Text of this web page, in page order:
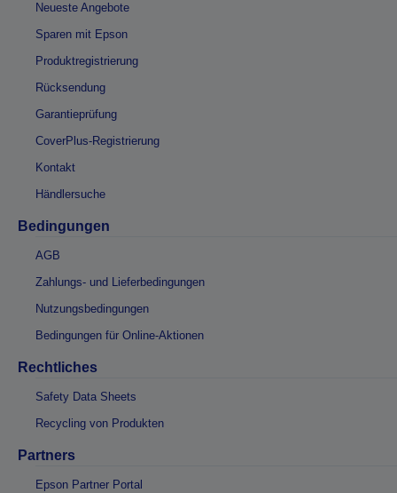
Neueste Angebote
Sparen mit Epson
Produktregistrierung
Rücksendung
Garantieprüfung
CoverPlus-Registrierung
Kontakt
Händlersuche
Bedingungen
AGB
Zahlungs- und Lieferbedingungen
Nutzungsbedingungen
Bedingungen für Online-Aktionen
Rechtliches
Safety Data Sheets
Recycling von Produkten
Partners
Epson Partner Portal